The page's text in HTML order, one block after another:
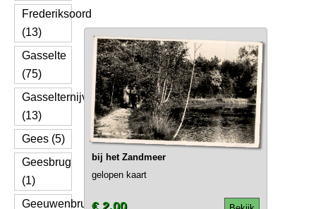
Frederiksoord
(13)
Gasselte
(75)
Gasselternijveen
(13)
Gees (5)
Geesbrug
(1)
Geeuwenbrug
bij het Zandmeer
gelopen kaart
€ 2,00